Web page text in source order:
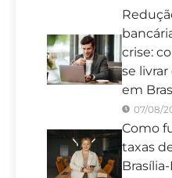
crise:
se
em
07/08/
Como
taxas